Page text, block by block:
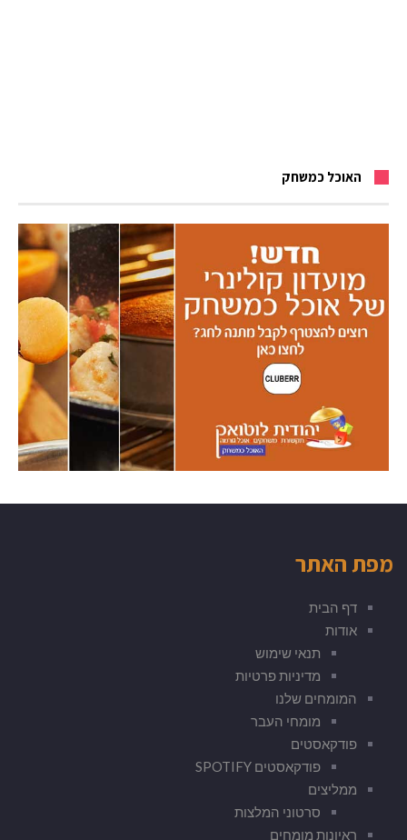
האוכל כמשחק
מפת האתר
דף הבית
אודות
תנאי שימוש
מדיניות פרטיות
המומחים שלנו
מומחי העבר
פודקאסטים
פודקאסטים SPOTIFY
ממליצים
סרטוני המלצות
ראיונות מומחים